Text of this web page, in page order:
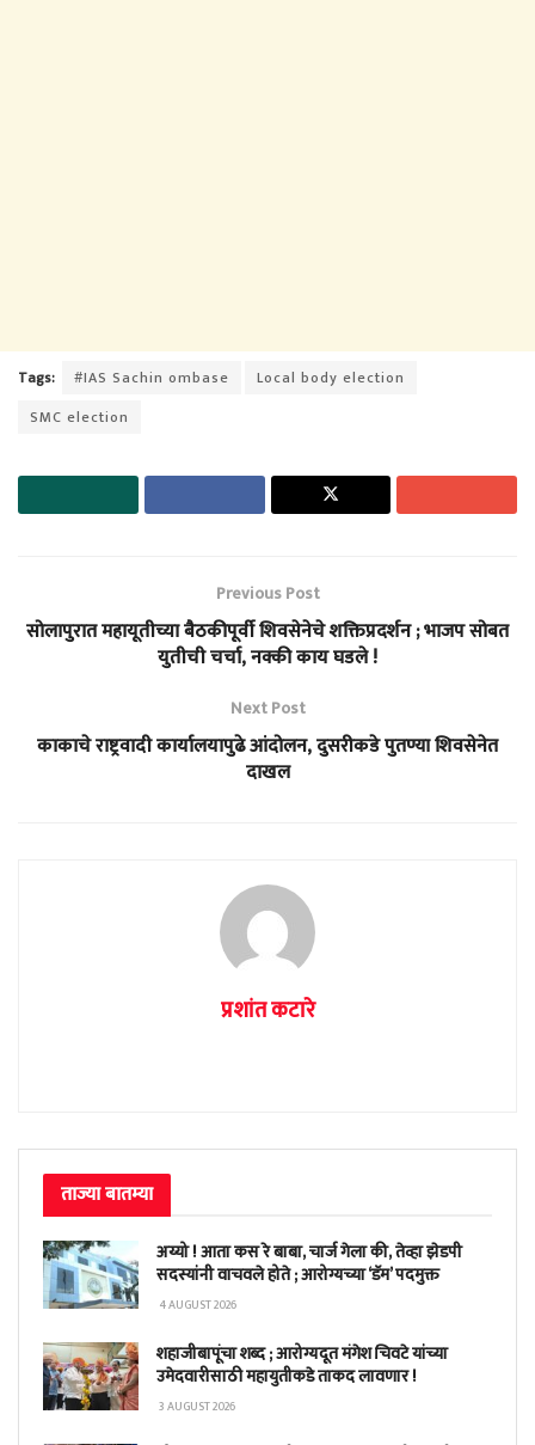
Tags: #IAS Sachin ombase
Local body election
SMC election
Previous Post
सोलापुरात महायूतीच्या बैठकीपूर्वी शिवसेनेचे शक्तिप्रदर्शन ; भाजप सोबत
युतीची चर्चा, नक्की काय घडले !
Next Post
काकाचे राष्ट्रवादी कार्यालयापुढे आंदोलन, दुसरीकडे पुतण्या शिवसेनेत
दाखल
प्रशांत कटारे
ताज्या बातम्या
अय्यो ! आता कस रे बाबा, चार्ज गेला की, तेव्हा झेडपी
सदस्यांनी वाचवले होते ; आरोग्यच्या ‘डॅम’ पदमुक्त
4 AUGUST 2026
शहाजीबापूंचा शब्द ; आरोग्यदूत मंगेश चिवटे यांच्या
उमेदवारीसाठी महायुतीकडे ताकद लावणार !
3 AUGUST 2026